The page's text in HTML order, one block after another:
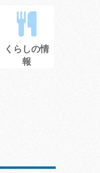
くらしの情
報